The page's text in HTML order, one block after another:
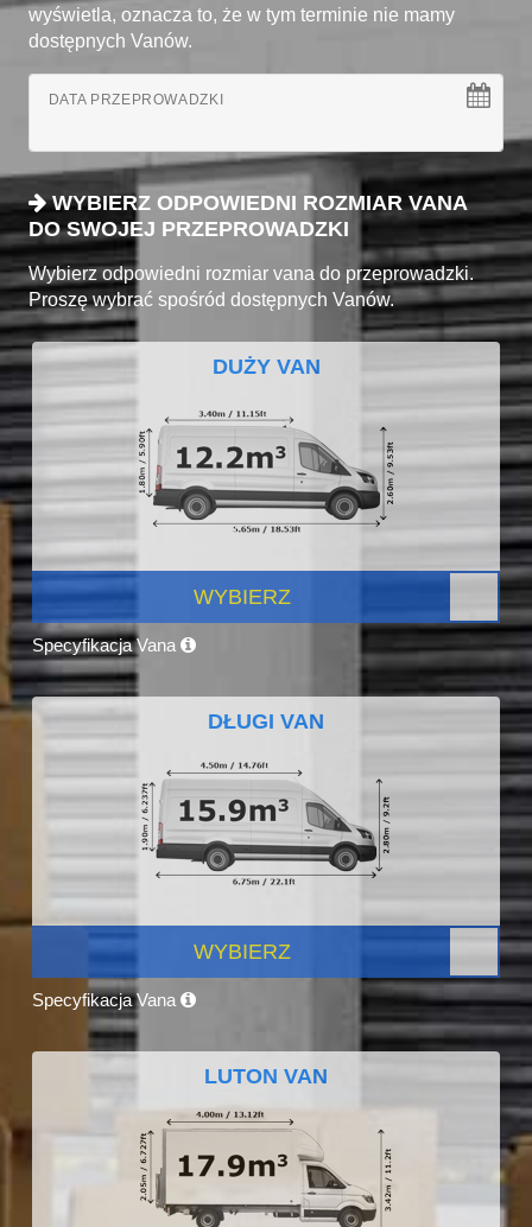
wyświetla, oznacza to, że w tym terminie nie mamy
dostępnych Vanów.
DATA PRZEPROWADZKI
WYBIERZ ODPOWIEDNI ROZMIAR VANA
DO SWOJEJ PRZEPROWADZKI
Wybierz odpowiedni rozmiar vana do przeprowadzki.
Proszę wybrać spośród dostępnych Vanów.
DUŻY VAN
WYBIERZ
Specyfikacja Vana
DŁUGI VAN
WYBIERZ
Specyfikacja Vana
LUTON VAN